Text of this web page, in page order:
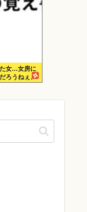
た女…女房に
ろうねぇ、